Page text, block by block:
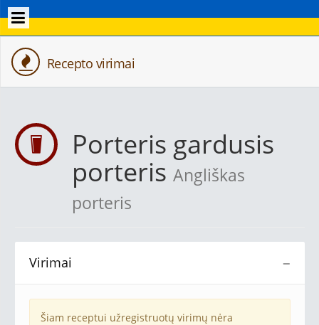
Recepto virimai
Porteris gardusis
porteris Angliškas
porteris
−
Virimai
Šiam receptui užregistruotų virimų nėra